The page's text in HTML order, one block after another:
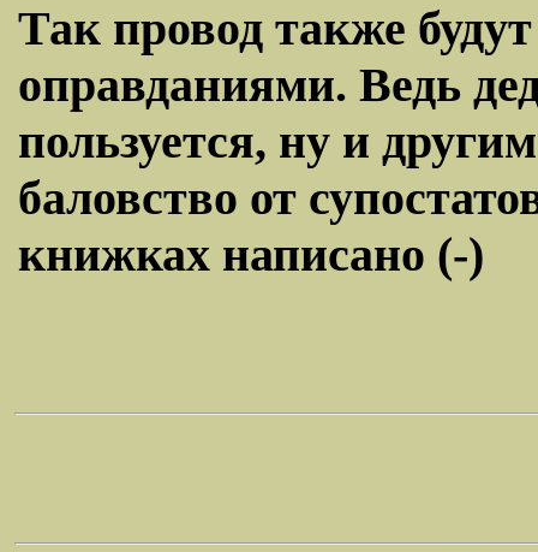
Так провод также
оправданиями. Ведь
пользуется, ну и
баловство от
книжках написано (-)